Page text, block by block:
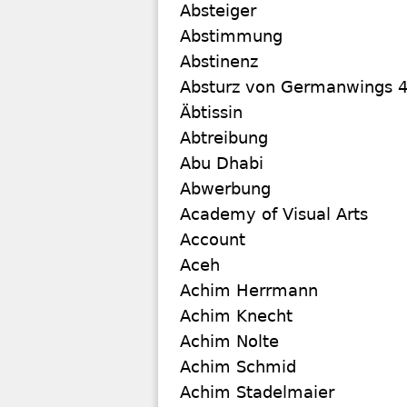
Absteiger
Abstimmung
Abstinenz
Absturz von Germanwings
Äbtissin
Abtreibung
Abu Dhabi
Abwerbung
Academy of Visual Arts
Account
Aceh
Achim Herrmann
Achim Knecht
Achim Nolte
Achim Schmid
Achim Stadelmaier